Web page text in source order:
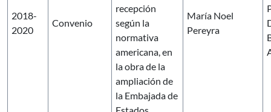
2018-
2020
Convenio
recepción
según la
normativa
americana, en
la obra de la
ampliación de
la Embajada de
María Noel
Pereyra